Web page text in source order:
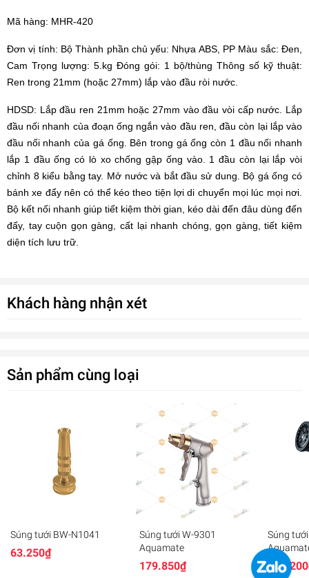
Mã hàng: MHR-420
Đơn vị tính: Bộ Thành phần chủ yếu: Nhựa ABS, PP Màu sắc: Đen,
Cam Trọng lượng: 5.kg Đóng gói: 1 bộ/thùng Thông số kỹ thuật:
Ren trong 21mm (hoặc 27mm) lắp vào đầu ròi nước.
HDSD: Lắp đầu ren 21mm hoặc 27mm vào đầu vòi cấp nước. Lắp
đầu nối nhanh của đoạn ống ngắn vào đầu ren, đầu còn lại lắp vào
đầu nối nhanh của gá ống. Bên trong gá ống còn 1 đầu nối nhanh
lắp 1 đầu ống có lò xo chống gập ống vào. 1 đầu còn lại lắp vòi
chỉnh 8 kiểu bằng tay. Mở nước và bắt đầu sử dung. Bộ gá ống có
bánh xe đẩy nên có thể kéo theo tiện lợi di chuyển mọi lúc mọi nơi.
Bộ kết nối nhanh giúp tiết kiệm thời gian, kéo dài đến đâu dùng đến
đấy, tay cuộn gọn gàng, cất lại nhanh chóng, gọn gàng, tiết kiệm
diện tích lưu trữ.
Khách hàng nhận xét
Sản phẩm cùng loại
Súng tưới BW-N1041
63.250₫
Súng tưới W-9301
Aquamate
179.850₫
Súng
Súng tưới MHR-420 Aquamate